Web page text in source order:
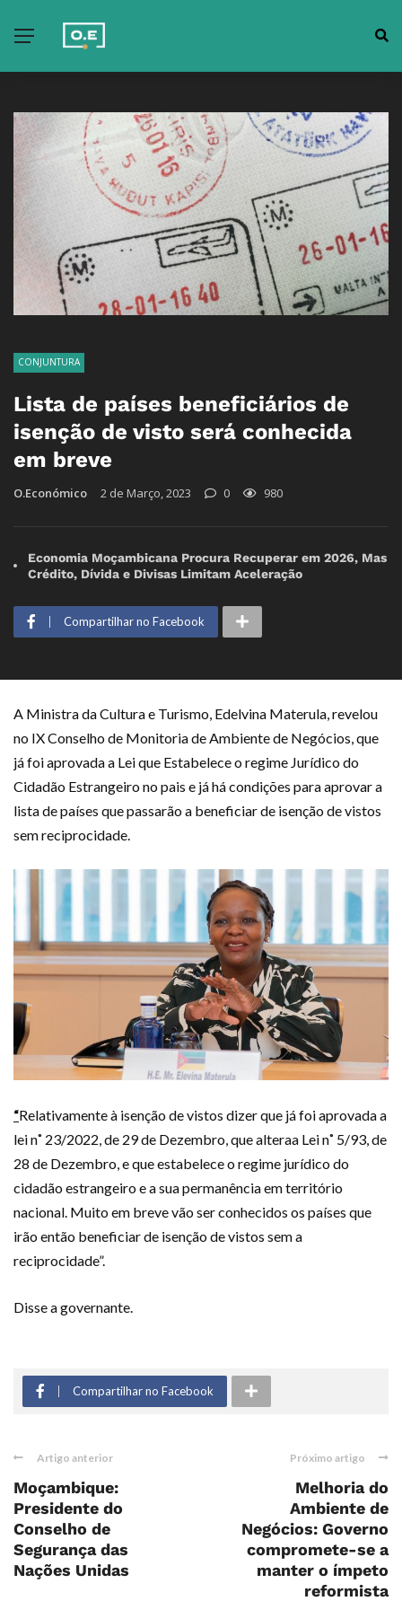
CONJUNTURA
Lista de países beneficiários de
isenção de visto será conhecida
em breve
O.Económico 2 de Março, 2023 0 980
Economia Moçambicana Procura Recuperar em 2026, Mas
Crédito, Dívida e Divisas Limitam Aceleração
Compartilhar no Facebook
A Ministra da Cultura e Turismo, Edelvina Materula, revelou
no IX Conselho de Monitoria de Ambiente de Negócios, que
já foi aprovada a Lei que Estabelece o regime Jurídico do
Cidadão Estrangeiro no pais e já há condições para aprovar a
lista de países que passarão a beneficiar de isenção de vistos
sem reciprocidade.
“Relativamente à isenção de vistos dizer que já foi aprovada a
lei n˚ 23/2022, de 29 de Dezembro, que alteraa Lei n˚ 5/93, de
28 de Dezembro, e que estabelece o regime jurídico do
cidadão estrangeiro e a sua permanência em território
nacional. Muito em breve vão ser conhecidos os países que
irão então beneficiar de isenção de vistos sem a
reciprocidade”.
Disse a governante.
Compartilhar no Facebook
Artigo anterior
Moçambique:
Presidente do
Conselho de
Segurança das
Nações Unidas
Próximo artigo
Melhoria do
Ambiente de
Negócios: Governo
compromete-se a
manter o ímpeto
reformista